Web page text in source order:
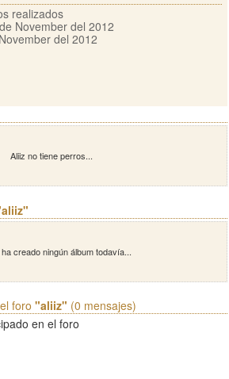
realizados
November del 2012
del 2012
Aliiz no tiene perros...
creado ningún álbum todavía...
foro "aliiz" (0 mensajes)
en el foro